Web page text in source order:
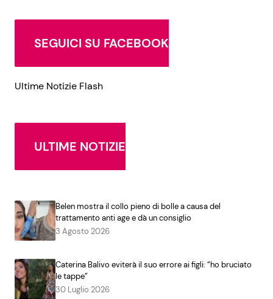
SEGUICI SU FACEBOOK
Ultime Notizie Flash
ULTIME NOTIZIE
Belen mostra il collo pieno di bolle a causa del
trattamento anti age e dà un consiglio
3 Agosto 2026
Caterina Balivo eviterà il suo errore ai figli: “ho bruciato
le tappe”
30 Luglio 2026